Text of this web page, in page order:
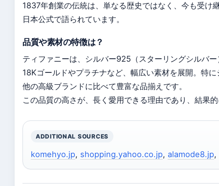
1837年創業の伝統は、単なる歴史ではなく、今も受
日本公式で語られています。
品質や素材の特徴は？
ティファニーは、シルバー925（スターリングシルバ
18Kゴールドやプラチナなど、幅広い素材を展開。特
他の高級ブランドに比べて豊富な品揃えです。
この品質の高さが、長く愛用できる理由であり、結果
ADDITIONAL SOURCES
komehyo.jp, shopping.yahoo.co.jp, alamode8.jp,